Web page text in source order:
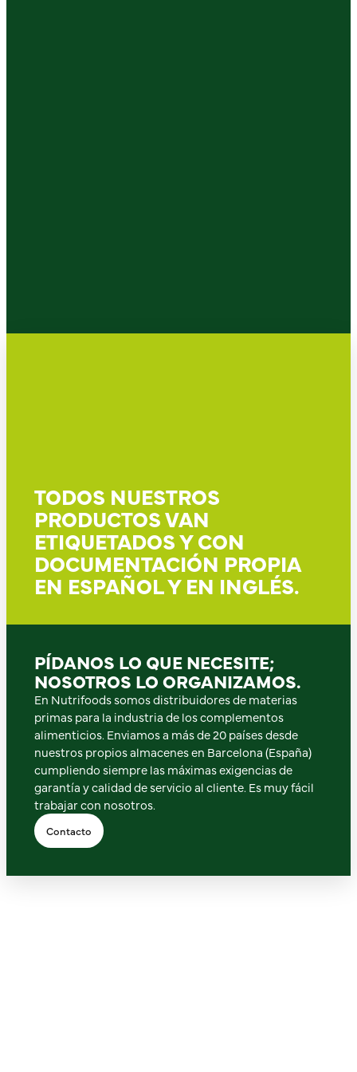
TODOS NUESTROS
PRODUCTOS VAN
ETIQUETADOS Y CON
DOCUMENTACIÓN PROPIA
EN ESPAÑOL Y EN INGLÉS.
PÍDANOS LO QUE NECESITE;
NOSOTROS LO ORGANIZAMOS.
En Nutrifoods somos distribuidores de materias
primas para la industria de los complementos
alimenticios. Enviamos a más de 20 países desde
nuestros propios almacenes en Barcelona (España)
cumpliendo siempre las máximas exigencias de
garantía y calidad de servicio al cliente. Es muy fácil
trabajar con nosotros.
Contacto